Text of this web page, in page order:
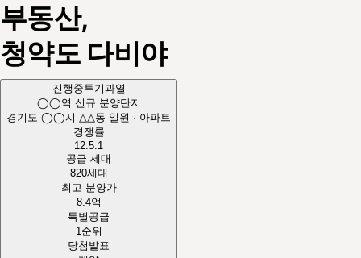
부동산,
청약도 다비야
진행중투기과열
◯◯역 신규 분양단지
경기도 ◯◯시 △△동 일원 · 아파트
경쟁률
12.5:1
공급 세대
820세대
최고 분양가
8.4억
특별공급
1순위
당첨발표